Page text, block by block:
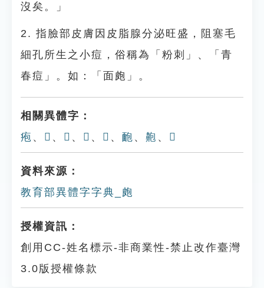
沒矣。」
2. 指臉部皮膚因皮脂腺分泌旺盛，阻塞毛
細孔所生之小痘，俗稱為「粉刺」、「青
春痘」。如：「面皰」。
相關異體字：
疱 、 𦝐 、 𦫗 、 𦫥 、 𦫱 、 靤 、 䶌 、 𨣙
資料來源：
教育部異體字字典_皰
授權資訊：
創用CC-姓名標示-非商業性-禁止改作臺灣
3.0版授權條款